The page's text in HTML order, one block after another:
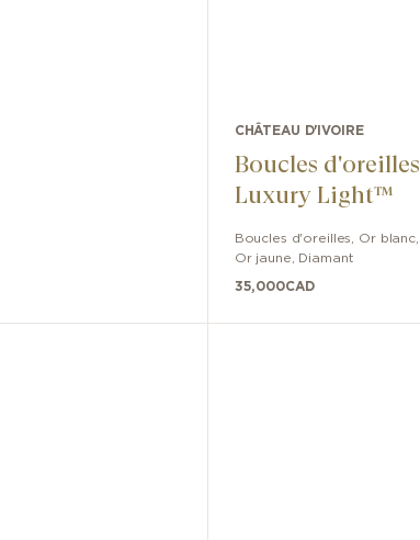
CHÂTEAU D'IVOIRE
Boucles d'oreilles
Luxury Light™
Boucles d'oreilles
Or blanc,
Or jaune
Diamant
35,000CAD